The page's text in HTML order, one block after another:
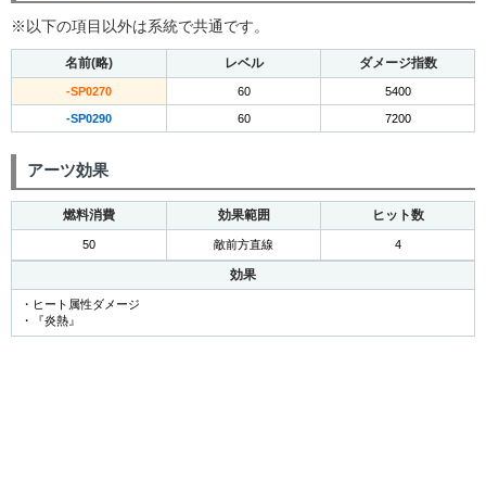
※以下の項目以外は系統で共通です。
名前(略) レベル ダメージ指数
-SP0270 60 5400
-SP0290 60 7200
アーツ効果
燃料消費 効果範囲 ヒット数
50 敵前方直線 4
効果
・ヒート属性ダメージ
・『炎熱』